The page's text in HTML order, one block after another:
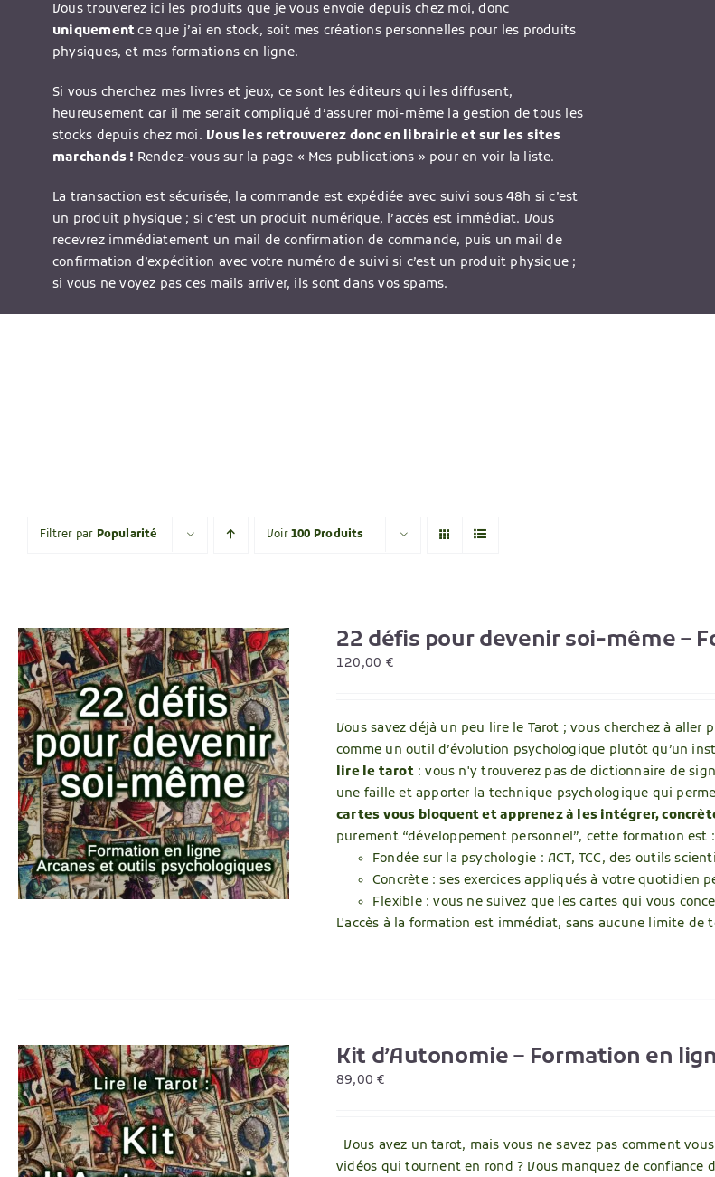
Vous trouverez ici les produits que je vous envoie depuis chez moi, donc
uniquementce que j’ai en stock, soit mes créations personnelles pour les produits
physiques, et mes formations en ligne.
Si vous cherchez mes livres et jeux, ce sont les éditeurs qui les diffusent,
heureusement car il me serait compliqué d’assurer moi-même la gestion de tous les
stocks depuis chez moi. Vous les retrouverez donc en librairie et sur les sites
marchands ! Rendez-vous sur la page « Mes publications » pour en voir la liste.
La transaction est sécurisée, la commande est expédiée avec suivi sous 48h si c’est
un produit physique ; si c’est un produit numérique, l’accès est immédiat. Vous
recevrez immédiatement un mail de confirmation de commande, puis un mail de
confirmation d’expédition avec votre numéro de suivi si c’est un produit physique ;
si vous ne voyez pas ces mails arriver, ils sont dans vos spams.
Filtrer par Popularité Voir100 Produits
22 défis pour devenir soi-même –
120,00 €
Vous savez déjà un peu lire le Tarot ; vous cherchez à
comme un outil d’évolution psychologique plutôt qu’un
lire le tarot: vous n'y trouverez pas de dictionnaire de
une faille et apporter la technique psychologique qui
cartes vous bloquent et apprenez à les intégrer,
purement “développement personnel”, cette formation est :
Fondée sur la psychologie : ACT, TCC, des outils
Concrète : ses exercices appliqués à votre quotidien
Flexible : vous ne suivez que les cartes qui vous
L'accès à la formation est immédiat, sans aucune limite
Kit d’Autonomie – Formation en
89,00€
Vous avez un tarot, mais vous ne savez pas comment
vidéos qui tournent en rond ? Vous manquez de confiance